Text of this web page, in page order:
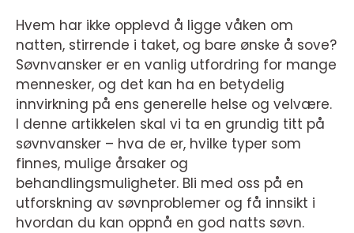
Hvem har ikke opplevd å ligge våken om
natten, stirrende i taket, og bare ønske å sove?
Søvnvansker er en vanlig utfordring for mange
mennesker, og det kan ha en betydelig
innvirkning på ens generelle helse og velvære.
I denne artikkelen skal vi ta en grundig titt på
søvnvansker – hva de er, hvilke typer som
finnes, mulige årsaker og
behandlingsmuligheter. Bli med oss på en
utforskning av søvnproblemer og få innsikt i
hvordan du kan oppnå en god natts søvn.